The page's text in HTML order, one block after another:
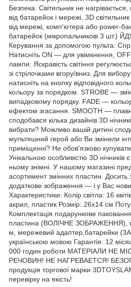
Безпека. Світильник не
від батарейок і мережі. 3D
від мережі, комп'ютера або power-
батарейок (мікропальчикові 3 шт.)
Керування за допомогою пульта:
Натисніть ON — для увімкнення,
лампи. Яскравість світіння
зі стрілочками вгору/вниз. Для вибору
натисніть на кнопку відповідного
кольору за порядком. STROBE —
випадковому порядку. FADE —
ефектом згасання. SMOOTH —
сподобався кілька дизайнів 3D
вибрати? Можливо вашій дитині
мультяшний герой або Ви змінили
приміщенні? Не обов'язково
Унікальною особливістю 3D
ньому знімні. У нашому магазині
асортимент змінних пластин. Досить
додаткове зображення — і у Вас
Характеристики: Колір світла: 16
акрил, пластик Розмір: 26х14 см
Комплектація подарункове
пластина (ВОЛІЧНЕ ЗОБРАЖЕННЯ),
м, мережевий адаптер,батарейки
українською мовою Гарантія: 12
000 годин роботи МАТЕРІАЛИ НЕ
РЕЧОВИН! НЕ НАГРЕВАЕТСЯ!
продукція торгової марки
перевірку на якість!